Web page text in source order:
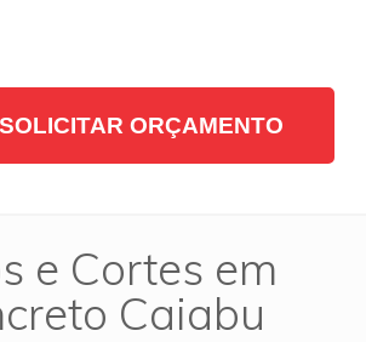
ORÇAMENTO
e Cortes em
Caiabu